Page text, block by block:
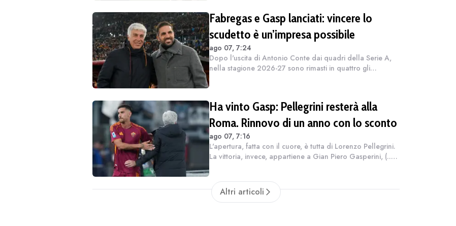
Fabregas e Gasp lanciati: vincere lo
scudetto è un’impresa possibile
ago 07, 7:24
Dopo l'uscita di Antonio Conte dai quadri della Serie A,
nella stagione 2026-27 sono rimasti in quattro gli
Ha vinto Gasp: Pellegrini resterà alla
Roma. Rinnovo di un anno con lo sconto
ago 07, 7:16
L'apertura, fatta con il cuore, è tutta di Lorenzo Pellegrini.
La vittoria, invece, appartiene a Gian Piero Gasperini, (...)
Altri articoli